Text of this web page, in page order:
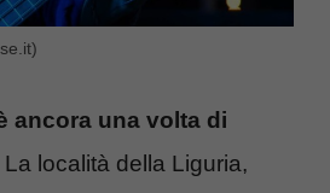
ancora una volta di
La località della Liguria,